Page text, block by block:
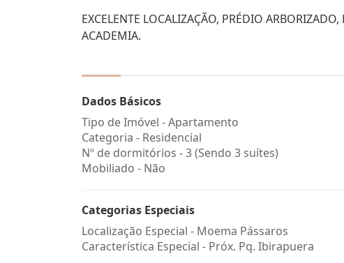
EXCELENTE LOCALIZAÇÃO, PRÉDIO
ACADEMIA.
Dados Básicos
Tipo de Imóvel - Apartamento
Categoria - Residencial
Nº de dormitórios - 3 (Sendo 3 suítes)
Mobiliado - Não
Categorias Especiais
Localização Especial - Moema Pássaros
Característica Especial - Próx. Pq. Ibirapuera